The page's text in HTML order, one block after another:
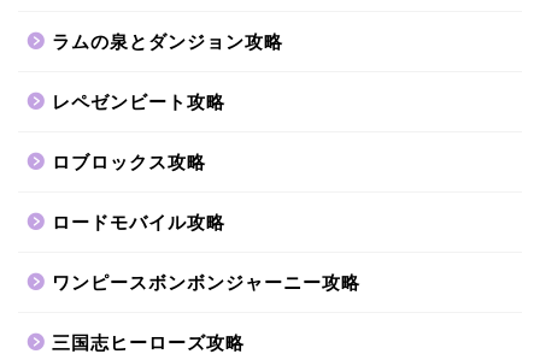
ラムの泉とダンジョン攻略
レペゼンビート攻略
ロブロックス攻略
ロードモバイル攻略
ワンピースボンボンジャーニー攻略
三国志ヒーローズ攻略